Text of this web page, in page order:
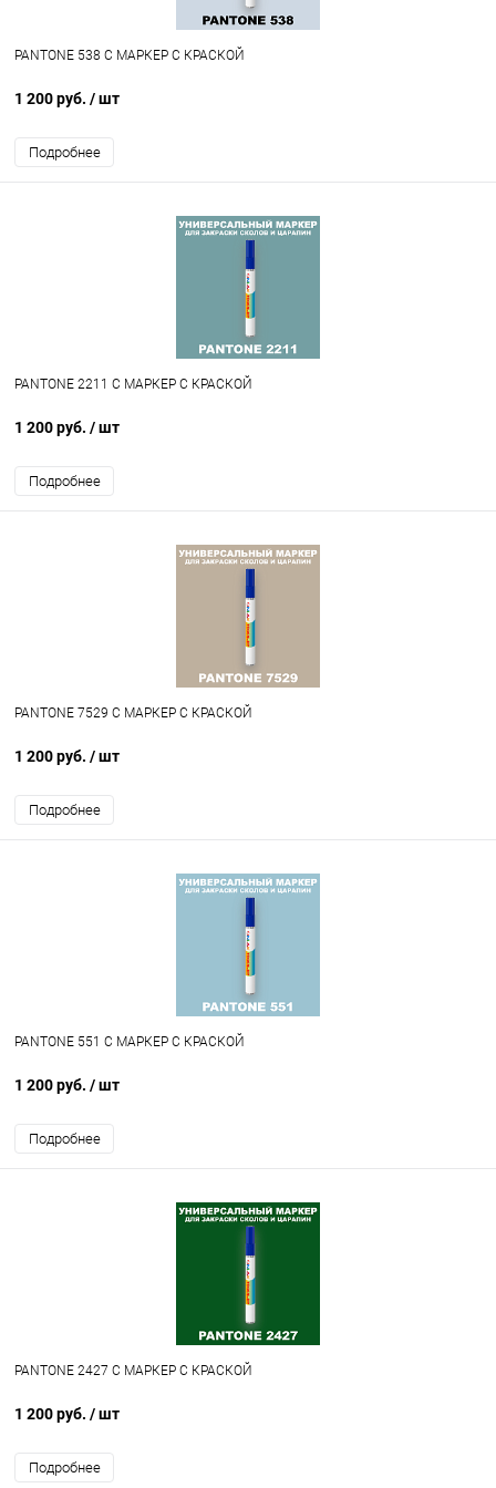
PANTONE 538 C МАРКЕР С КРАСКОЙ
1 200 руб. / шт
Подробнее
PANTONE 2211 C МАРКЕР С КРАСКОЙ
1 200 руб. / шт
Подробнее
PANTONE 7529 C МАРКЕР С КРАСКОЙ
1 200 руб. / шт
Подробнее
PANTONE 551 C МАРКЕР С КРАСКОЙ
1 200 руб. / шт
Подробнее
PANTONE 2427 C МАРКЕР С КРАСКОЙ
1 200 руб. / шт
Подробнее